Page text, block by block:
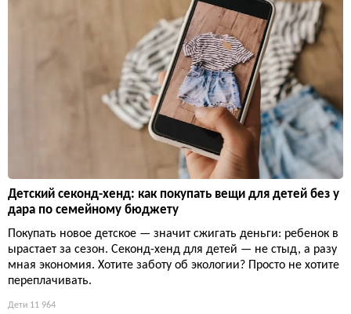
Детский секонд-хенд: как покупать вещи для детей без у
дара по семейному бюджету
Покупать новое детское — значит сжигать деньги: ребенок в
ырастает за сезон. Секонд-хенд для детей — не стыд, а разу
мная экономия. Хотите заботу об экологии? Просто не хотите
переплачивать.
Дети 11 964